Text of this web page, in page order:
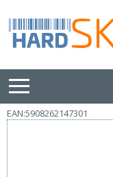
EAN:5908262147301